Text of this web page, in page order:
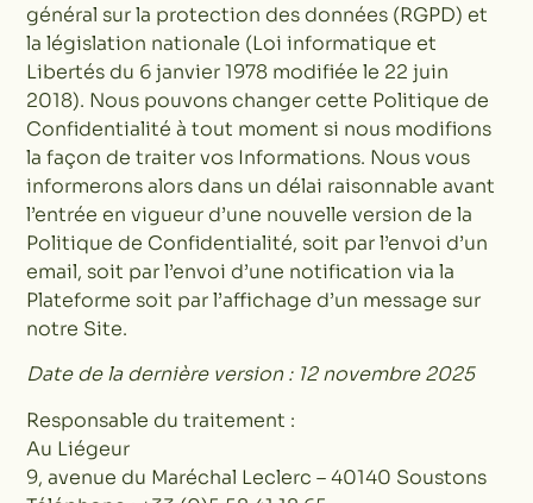
général sur la protection des données (RGPD) et
la législation nationale (Loi informatique et
Libertés du 6 janvier 1978 modifiée le 22 juin
2018). Nous pouvons changer cette Politique de
Confidentialité à tout moment si nous modifions
la façon de traiter vos Informations. Nous vous
informerons alors dans un délai raisonnable avant
l’entrée en vigueur d’une nouvelle version de la
Politique de Confidentialité, soit par l’envoi d’un
email, soit par l’envoi d’une notification via la
Plateforme soit par l’affichage d’un message sur
notre Site.
Date de la dernière version : 12 novembre 2025
Responsable du traitement :
Au Liégeur
9, avenue du Maréchal Leclerc – 40140 Soustons